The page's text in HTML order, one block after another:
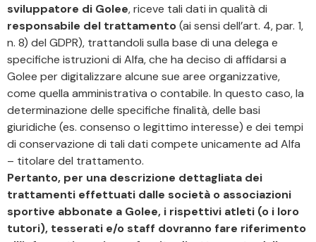
sviluppatore di Golee, riceve tali dati in qualità di
responsabile del trattamento(ai sensi dell’art. 4, par. 1,
n. 8) del GDPR), trattandoli sulla base di una delega e
specifiche istruzioni di Alfa, che ha deciso di affidarsi a
Golee per digitalizzare alcune sue aree organizzative,
come quella amministrativa o contabile. In questo caso, la
determinazione delle specifiche finalità, delle basi
giuridiche (es. consenso o legittimo interesse) e dei tempi
di conservazione di tali dati compete unicamente ad Alfa
– titolare del trattamento.
Pertanto, per una descrizione dettagliata dei
trattamenti effettuati dalle società o associazioni
sportive abbonate a Golee, i rispettivi atleti (o i loro
tutori), tesserati e/o staff dovranno fare riferimento